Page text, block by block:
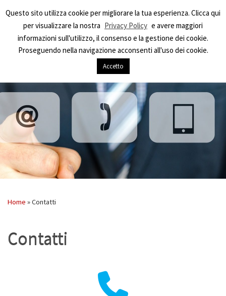
Home »Contatti
Contatti
Questo sito utilizza cookie per migliorare la tua esperienza. Clicca qui
per visualizzare la nostra Privacy Policy e avere maggiori
informazioni sull'utilizzo, il consenso e la gestione dei cookie.
Proseguendo nella navigazione acconsenti all'uso dei cookie.
Accetto